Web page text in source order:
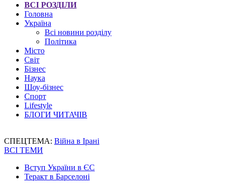
ВСІ РОЗДІЛИ
Головна
Україна
Всі новини розділу
Політика
Місто
Світ
Бізнес
Наука
Шоу-бізнес
Спорт
Lifestyle
БЛОГИ ЧИТАЧІВ
СПЕЦТЕМА: Війна в Ірані
ВСІ ТЕМИ
Вступ України в ЄС
Теракт в Барселоні